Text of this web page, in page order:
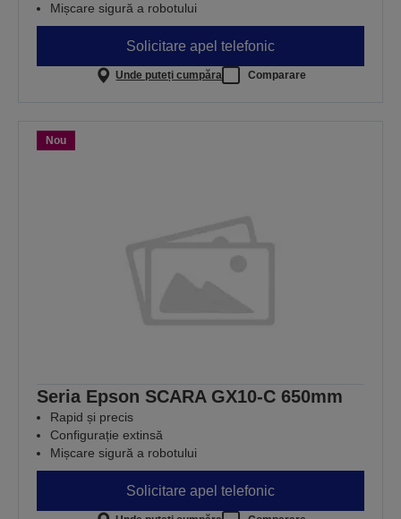
Mișcare sigură a robotului
Solicitare apel telefonic
Unde puteți cumpăra Comparare
Nou
Seria Epson SCARA GX10-C 650mm
Rapid și precis
Configurație extinsă
Mișcare sigură a robotului
Solicitare apel telefonic